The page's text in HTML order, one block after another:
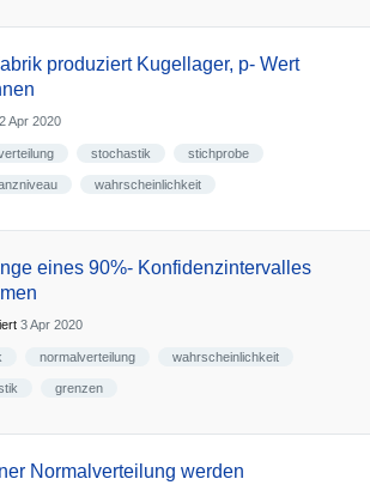
produziert Kugellager, p- Wert
Apr 2020
stochastik stichprobe
wahrscheinlichkeit
eines 90%- Konfidenzintervalles
3 Apr 2020
normalverteilung wahrscheinlichkeit
grenzen
Normalverteilung werden